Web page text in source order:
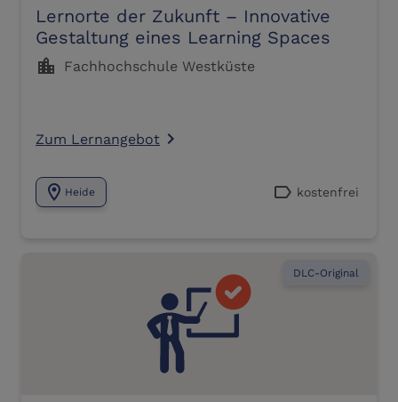
Lernorte der Zukunft – Innovative
Gestaltung eines Learning Spaces
location_city Fachhochschule Westküste
Zum Lernangebot navigate_next
location_on Heide label kostenfrei
DLC-Original